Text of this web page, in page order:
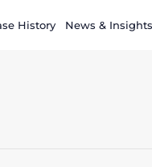
History News & Insights